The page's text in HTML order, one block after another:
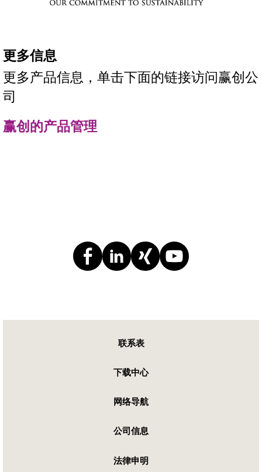
更多信息
更多产品信息，单击下面的链接访问赢创公
司
赢创的产品管理
联系表
下载中心
网络导航
公司信息
法律申明